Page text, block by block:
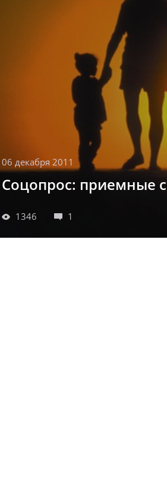
06 декабря 2011
Соцопрос: приемные
1346 1